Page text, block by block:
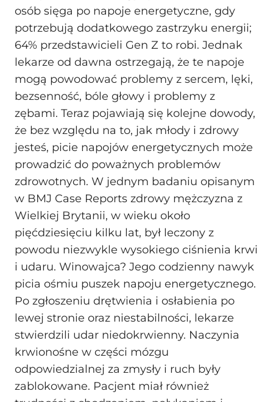
osób sięga po napoje energetyczne, gdy
potrzebują dodatkowego zastrzyku energii;
64% przedstawicieli Gen Z to robi. Jednak
lekarze od dawna ostrzegają, że te napoje
mogą powodować problemy z sercem, lęki,
bezsenność, bóle głowy i problemy z
zębami. Teraz pojawiają się kolejne dowody,
że bez względu na to, jak młody i zdrowy
jesteś, picie napojów energetycznych może
prowadzić do poważnych problemów
zdrowotnych. W jednym badaniu opisanym
w BMJ Case Reports zdrowy mężczyzna z
Wielkiej Brytanii, w wieku około
pięćdziesięciu kilku lat, był leczony z
powodu niezwykle wysokiego ciśnienia krwi
i udaru. Winowajca? Jego codzienny nawyk
picia ośmiu puszek napoju energetycznego.
Po zgłoszeniu drętwienia i osłabienia po
lewej stronie oraz niestabilności, lekarze
stwierdzili udar niedokrwienny. Naczynia
krwionośne w części mózgu
odpowiedzialnej za zmysły i ruch były
zablokowane. Pacjent miał również